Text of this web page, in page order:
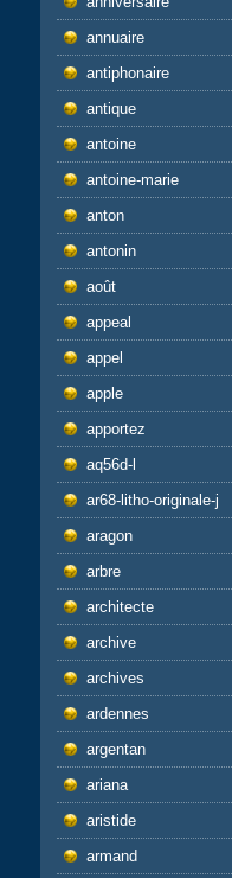
annuaire
antiphonaire
antique
antoine
antoine-marie
anton
antonin
août
appeal
appel
apple
apportez
aq56d-l
ar68-litho-originale-j
aragon
arbre
architecte
archive
archives
ardennes
argentan
ariana
aristide
armand